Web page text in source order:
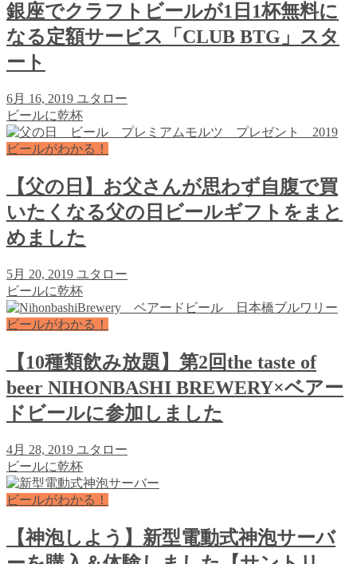
銀座でクラフトビールが1日1杯無料に
なる定額サービス「CLUB BTG」スタ
ート
6月 16, 2019 ユタロー
ビールに乾杯
ビールがわかる！
【父の日】お父さんが思わず自腹で買
いたくなる父の日ビールギフトをまと
めました
5月 20, 2019 ユタロー
ビールに乾杯
ビールがわかる！
【10種類飲み放題】第2回the taste of
beer NIHONBASHI BREWERY×ベアー
ドビールに参加しました
4月 28, 2019 ユタロー
ビールに乾杯
ビールがわかる！
【神泡しよう】新型電動式神泡サーバ